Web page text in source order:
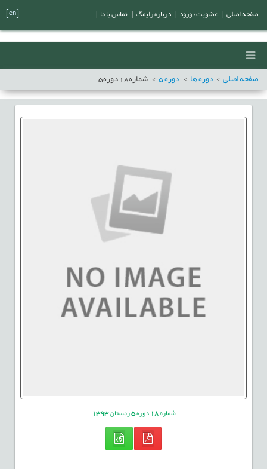
صفحه اصلی دوره ها دوره5 شماره18 دوره5
شماره18دوره5زمستان1393
صفحه اصلی عضویت/ ورود درباره رایمگ تماس با ما